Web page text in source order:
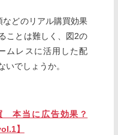
どのリアル購買効果
ことは難しく、図2の
ムレスに活用した配
でしょうか。
本当に広告効果？
】